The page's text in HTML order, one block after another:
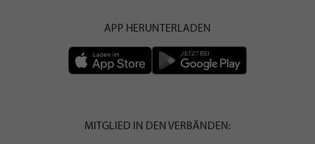
APP HERUNTERLADEN
MITGLIED IN DEN VERBÄNDEN: